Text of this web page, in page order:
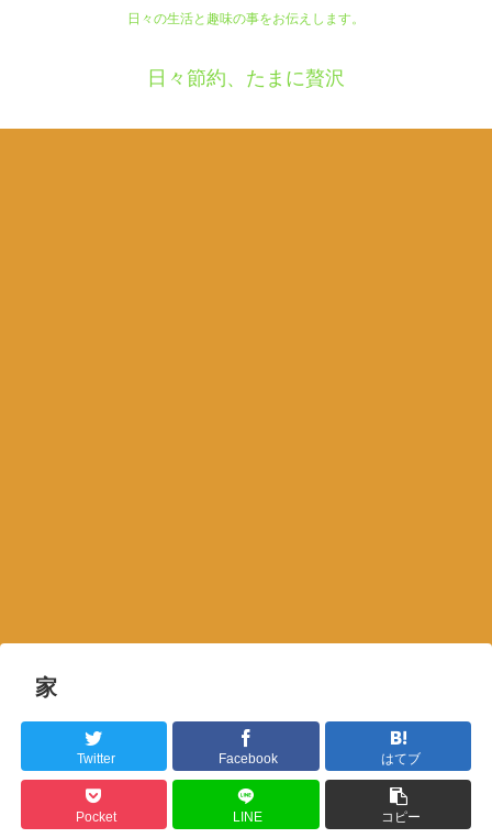
日々の生活と趣味の事をお伝えします。
日々節約、たまに贅沢
家
Twitter Facebook はてブ
Pocket LINE コピー